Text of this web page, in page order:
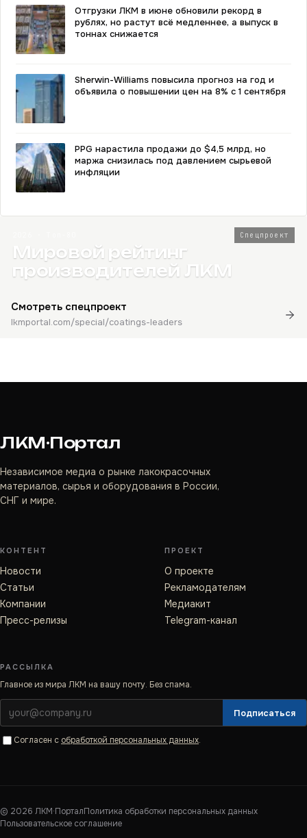
Отгрузки ЛКМ в июне обновили рекорд в
рублях, но растут всё медленнее, а выпуск в
тоннах снижается
Sherwin-Williams повысила прогноз на год и
объявила о повышении цен на 8% с 1 сентября
PPG нарастила продажи до $4,5 млрд, но
маржа снизилась под давлением сырьевой
инфляции
Спецпроект
Мировой рейтинг
производителей ЛКМ
Смотреть спецпроект
lkmportal.com/special/coatings-leaders
ЛКМ·Портал
Независимое медиа о рынке лакокрасочных
материалов, сырья и оборудования в России,
СНГ и мире.
КОНТЕНТ
Новости
Статьи
Компании
Пресс-релизы
ПРОЕКТ
О проекте
Рекламодателям
Медиакит
Telegram-канал
РАССЫЛКА
Главное из мира ЛКМ на вашу почту. Без спама.
Подписаться
Согласен с обработкой персональных данных.
© 2026 ЛКМ·ПорталПолитика обработки персональных данных
Пользовательское соглашение